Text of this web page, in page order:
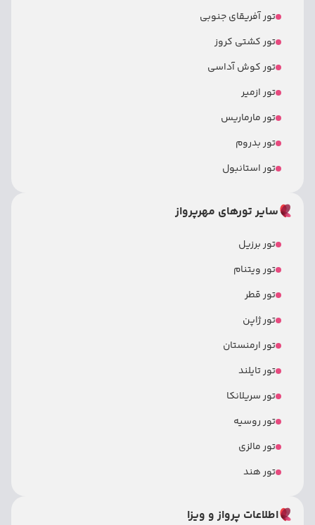
تور آفریقای جنوبی
تور کشتی کروز
تور کوش آداسی
تور ازمیر
تور مارماریس
تور بدروم
تور استانبول
سایر تورهای مهرپرواز
تور برزیل
تور ویتنام
تور قطر
تور ژاپن
تور ارمنستان
تور تایلند
تور سریلانکا
تور روسیه
تور مالزی
تور هند
اطلاعات پرواز و ویزا